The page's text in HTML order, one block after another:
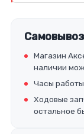
Магазин
наличии
Часы
Ходовые
остальное